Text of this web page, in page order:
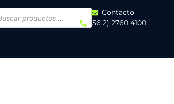
Contacto
(56 2) 2760 4100